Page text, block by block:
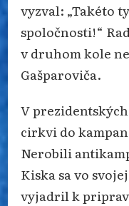
vyzval: „Takéto
spoločnosti!“
v druhom kole
Gašparoviča.
V
cirkvi do
Nerobili
Kiska sa vo
vyjadril k